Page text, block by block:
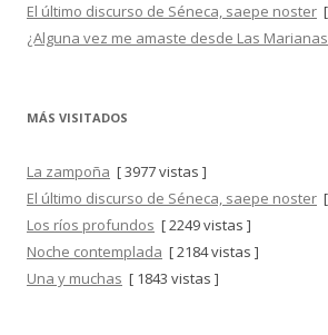
El último discurso de Séneca, saepe noster
¿Alguna vez me amaste desde Las
MÁS VISITADOS
La zampoña [ 3977 vistas ]
El último discurso de Séneca, saepe noster
Los ríos profundos [ 2249 vistas ]
Noche contemplada [ 2184 vistas ]
Una y muchas [ 1843 vistas ]